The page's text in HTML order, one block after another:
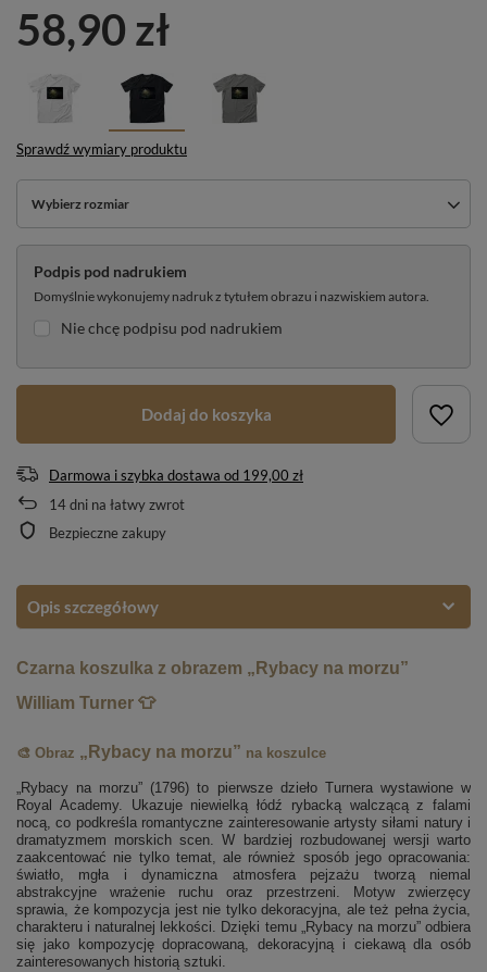
58,90 zł
Sprawdź wymiary produktu
Wybierz rozmiar
Podpis pod nadrukiem
Domyślnie wykonujemy nadruk z tytułem obrazu i nazwiskiem autora.
Nie chcę podpisu pod nadrukiem
Dodaj do koszyka
Darmowa i szybka dostawa od 199,00 zł
14dni na łatwy zwrot
Bezpieczne zakupy
Opis szczegółowy
Czarna koszulka z obrazem „Rybacy na morzu”
William Turner 👕
🎨 Obraz „Rybacy na morzu” na koszulce
„Rybacy na morzu” (1796) to pierwsze dzieło Turnera wystawione w
Royal Academy. Ukazuje niewielką łódź rybacką walczącą z falami
nocą, co podkreśla romantyczne zainteresowanie artysty siłami natury i
dramatyzmem morskich scen. W bardziej rozbudowanej wersji warto
zaakcentować nie tylko temat, ale również sposób jego opracowania:
światło, mgła i dynamiczna atmosfera pejzażu tworzą niemal
abstrakcyjne wrażenie ruchu oraz przestrzeni. Motyw zwierzęcy
sprawia, że kompozycja jest nie tylko dekoracyjna, ale też pełna życia,
charakteru i naturalnej lekkości. Dzięki temu „Rybacy na morzu” odbiera
się jako kompozycję dopracowaną, dekoracyjną i ciekawą dla osób
zainteresowanych historią sztuki.